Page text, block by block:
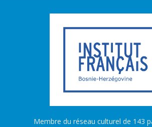
Membre du réseau culturel de 143